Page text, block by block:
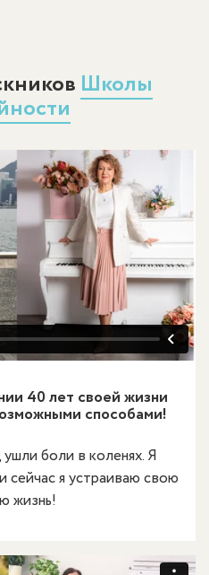
Школы
40 лет своей жизни
способами!
боли в коленях. Я
сейчас я устраиваю свою
жизнь!